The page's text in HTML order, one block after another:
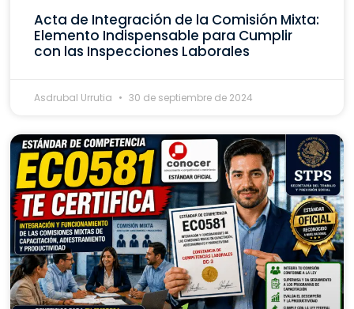
Acta de Integración de la Comisión Mixta:
Elemento Indispensable para Cumplir
con las Inspecciones Laborales
Asdrubal Urrutia 30 de septiembre de 2024